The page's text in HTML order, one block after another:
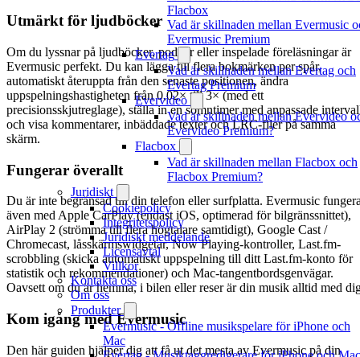
Flacbox
Vad är skillnaden mellan Evermusic
Evermusic Premium
Evertag
Vad är skillnaden mellan Evertag och
Evertag Premium
Evervideo
Vad är skillnaden mellan Evervideo
Evervideo Premium?
Flacbox
Vad är skillnaden mellan Flacbox och
Flacbox Premium?
Juridiskt
Cookiepolicy
Integritetspolicy
Juridiskt meddelande
Licensavtal
Villkor
Kontakta oss
Om oss
Produkter
Evermusic - Offline musikspelare för iPhone och
Mac
Utmärkt för ljudböcker
Om du lyssnar på ljudböcker, poddar eller inspelade föreläsningar är
Evermusic perfekt. Du kan lägga till flera bokmärken per spår,
automatiskt återuppta från den senaste positionen, ändra
uppspelningshastigheten från 0,02× till 3× (med ett
precisionsskjutreglage), ställa in en sömntimer med anpassade
och visa kommentarer, inbäddade texter och LRC-filer på samma
skärm.
Fungerar överallt
Du är inte begränsad till din telefon eller surfplatta. Evermusic
även med Apple CarPlay (endast iOS, optimerad för bilgränssnittet),
AirPlay 2 (strömma till flera högtalare samtidigt), Google Cast /
Chromecast, låsskärmswidgetar, Now Playing-kontroller, Last.fm-
scrobbling (skicka automatiskt uppspelning till ditt Last.fm-konto för
statistik och rekommendationer) och Mac-tangentbordsgenvägar.
Oavsett om du är hemma, i bilen eller reser är din musik alltid med
Kom igång med Evermusic
Den här guiden hjälper dig att få ut det mesta av Evermusic på din